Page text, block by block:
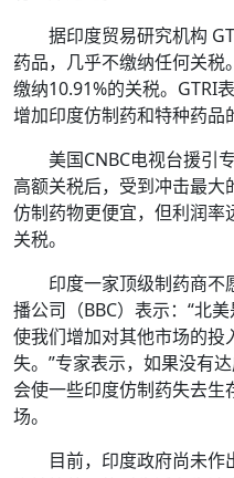
据印度贸易研究机构
药品，几乎不缴纳任何关
缴纳10.91%的关税。GTRI
增加印度仿制药和特种药品
美国CNBC电视台援引
高额关税后，受到冲击最
仿制药物更便宜，但利润
关税。
印度一家顶级制药商不
播公司（BBC）表示：“北
使我们增加对其他市场的投
失。”专家表示，如果没有
会使一些印度仿制药失去
场。
目前，印度政府尚未